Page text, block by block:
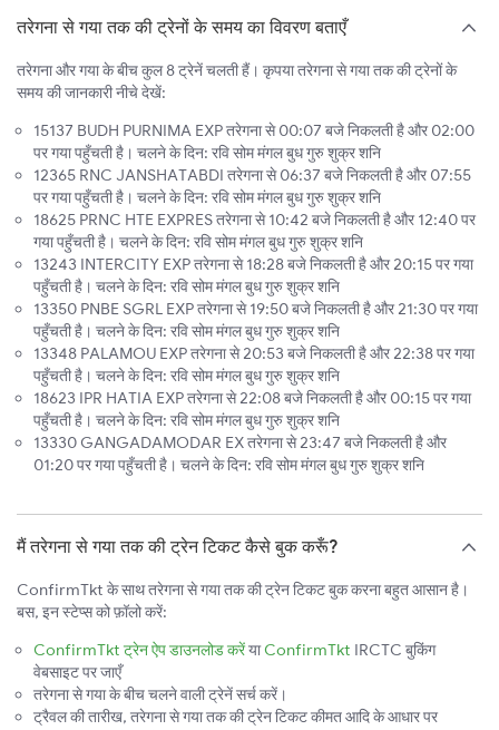
तरेगना से गया तक की ट्रेनों के समय का विवरण बताएँ
तरेगना और गया के बीच कुल 8 ट्रेनें चलती हैं। कृपया तरेगना से गया तक की ट्रेनों के
समय की जानकारी नीचे देखें:
15137 BUDH PURNIMA EXP तरेगना से 00:07 बजे निकलती है और 02:00
पर गया पहुँचती है। चलने के दिन: रवि सोम मंगल बुध गुरु शुक्र शनि
12365 RNC JANSHATABDI तरेगना से 06:37 बजे निकलती है और 07:55
पर गया पहुँचती है। चलने के दिन: रवि सोम मंगल बुध गुरु शुक्र शनि
18625 PRNC HTE EXPRES तरेगना से 10:42 बजे निकलती है और 12:40 पर
गया पहुँचती है। चलने के दिन: रवि सोम मंगल बुध गुरु शुक्र शनि
13243 INTERCITY EXP तरेगना से 18:28 बजे निकलती है और 20:15 पर गया
पहुँचती है। चलने के दिन: रवि सोम मंगल बुध गुरु शुक्र शनि
13350 PNBE SGRL EXP तरेगना से 19:50 बजे निकलती है और 21:30 पर गया
पहुँचती है। चलने के दिन: रवि सोम मंगल बुध गुरु शुक्र शनि
13348 PALAMOU EXP तरेगना से 20:53 बजे निकलती है और 22:38 पर गया
पहुँचती है। चलने के दिन: रवि सोम मंगल बुध गुरु शुक्र शनि
18623 IPR HATIA EXP तरेगना से 22:08 बजे निकलती है और 00:15 पर गया
पहुँचती है। चलने के दिन: रवि सोम मंगल बुध गुरु शुक्र शनि
13330 GANGADAMODAR EX तरेगना से 23:47 बजे निकलती है और
01:20 पर गया पहुँचती है। चलने के दिन: रवि सोम मंगल बुध गुरु शुक्र शनि
मैं तरेगना से गया तक की ट्रेन टिकट कैसे बुक करूँ?
ConfirmTkt के साथ तरेगना से गया तक की ट्रेन टिकट बुक करना बहुत आसान है।
बस, इन स्टेप्स को फ़ॉलो करें:
ConfirmTkt ट्रेन ऐप डाउनलोड करेंयाConfirmTkt IRCTC बुकिंग
वेबसाइट पर जाएँ
तरेगना से गया के बीच चलने वाली ट्रेनें सर्च करें।
ट्रैवल की तारीख, तरेगना से गया तक की ट्रेन टिकट कीमत आदि के आधार पर